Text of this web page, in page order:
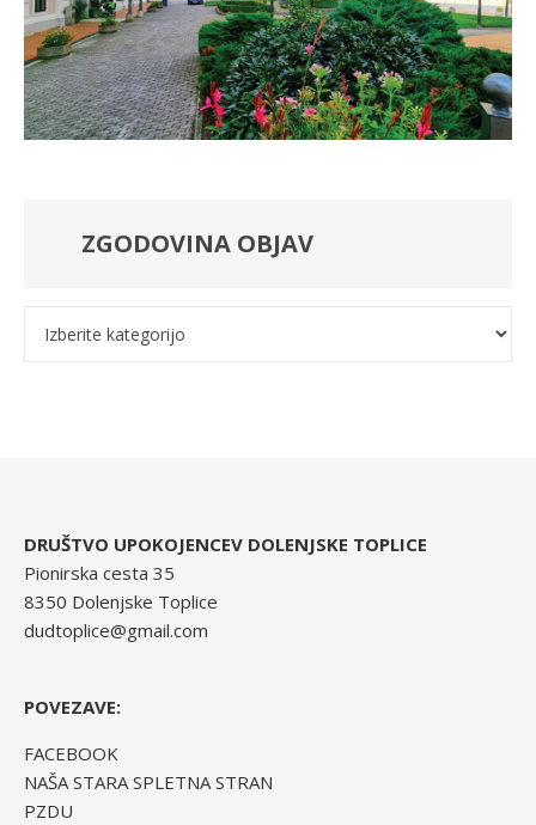
ZGODOVINA OBJAV
DRUŠTVO UPOKOJENCEV DOLENJSKE TOPLICE
Pionirska cesta 35
8350 Dolenjske Toplice
dudtoplice@gmail.com
POVEZAVE:
FACEBOOK
NAŠA STARA SPLETNA STRAN
PZDU